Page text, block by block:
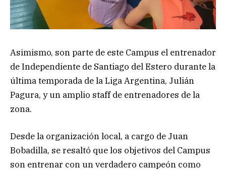
Asimismo, son parte de este Campus el entrenador
de Independiente de Santiago del Estero durante la
última temporada de la Liga Argentina, Julián
Pagura, y un amplio staff de entrenadores de la
zona.
Desde la organización local, a cargo de Juan
Bobadilla, se resaltó que los objetivos del Campus
son entrenar con un verdadero campeón como